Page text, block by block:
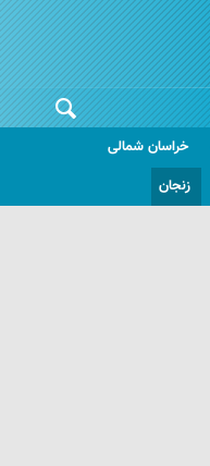
خراسان شمالی
زنجان